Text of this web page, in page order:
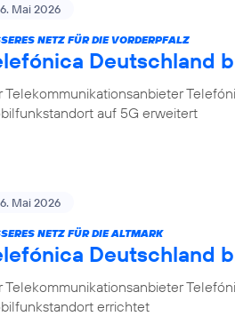
Mai 2026
NETZ FÜR DIE VORDERPFALZ
Deutschland
Telekommunikationsanbieter
auf 5G erweitert
Mai 2026
NETZ FÜR DIE ALTMARK
Deutschland
Telekommunikationsanbieter
errichtet